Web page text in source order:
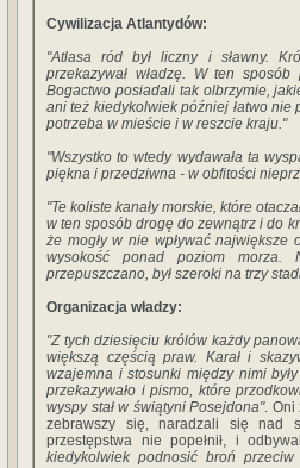
Cywilizacja Atlantydów:
"Atlasa ród był liczny i sławny.
przekazywał władzę. W ten
Bogactwo posiadali tak olbrzymie,
ani też kiedykolwiek później łatwo nie
potrzeba w mieście i w reszcie kraju."
"Wszystko to wtedy wydawała ta
piękna i przedziwna - w obfitości
"Te koliste kanały morskie, które
w ten sposób drogę do zewnątrz i do
że mogły w nie wpływać największe
wysokość ponad poziom morza.
przepuszczano, był szeroki na trzy
Organizacja władzy:
"Z tych dziesięciu królów każdy
większą częścią praw. Karał i
wzajemna i stosunki między nimi
przekazywało i pismo, które
wyspy stał w świątyni Posejdona". Oni
zebrawszy się, naradzali się nad
przestępstwa nie popełnił, i
kiedykolwiek podnosić broń